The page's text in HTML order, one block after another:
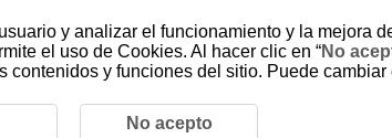
escena especial Modo IS de vídeo
y analizar el funcionamiento y la mejora
el uso de Cookies. Al hacer clic en “No
y funciones del sitio. Puede
No acepto